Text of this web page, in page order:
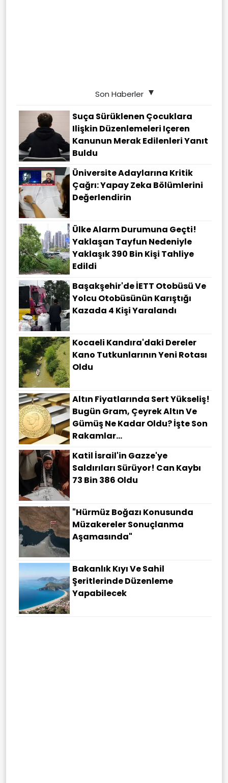
Son Haberler
Suça Sürüklenen Çocuklara
Ilişkin Düzenlemeleri Içeren
Kanunun Merak Edilenleri Yanıt
Buldu
Üniversite Adaylarına Kritik
Çağrı: Yapay Zeka Bölümlerini
Değerlendirin
Ülke Alarm Durumuna Geçti!
Yaklaşan Tayfun Nedeniyle
Yaklaşık 390 Bin Kişi Tahliye
Edildi
Başakşehir'de İETT Otobüsü Ve
Yolcu Otobüsünün Karıştığı
Kazada 4 Kişi Yaralandı
Kocaeli Kandıra'daki Dereler
Kano Tutkunlarının Yeni Rotası
Oldu
Altın Fiyatlarında Sert Yükseliş!
Bugün Gram, Çeyrek Altın Ve
Gümüş Ne Kadar Oldu? İşte Son
Rakamlar...
Katil İsrail'in Gazze'ye
Saldırıları Sürüyor! Can Kaybı
73 Bin 386 Oldu
"Hürmüz Boğazı Konusunda
Müzakereler Sonuçlanma
Aşamasında"
Bakanlık Kıyı Ve Sahil
Şeritlerinde Düzenleme
Yapabilecek